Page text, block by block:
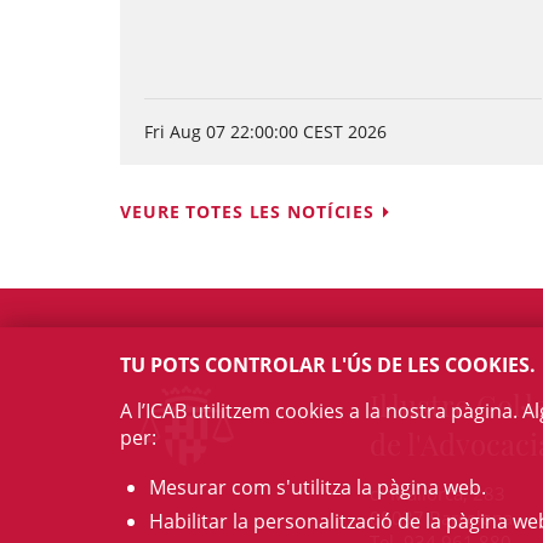
Fri Aug 07 22:00:00 CEST 2026
VEURE TOTES LES NOTÍCIES
Il·lustre
c/ Mallorca, 283
08037 Barcelona
TU POTS CONTROLAR L'ÚS DE LES COOKIES.
A l’ICAB utilitzem cookies a la nostra
per:
Mesurar com s'utilitza la pàgina web.
Habilitar la personalització de la pàgina